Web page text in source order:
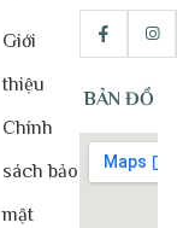
Giới
thiệu
Chính
sách bảo
mật
BẢN ĐỒ